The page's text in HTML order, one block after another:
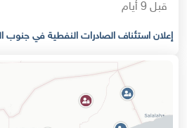
قبل 9 أيام
إعلان استئناف الصادرات النفطية في جنوب